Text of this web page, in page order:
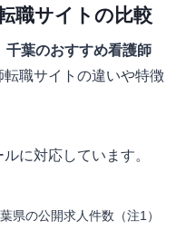
職サイトの比較
千葉のおすすめ看護師
転職サイトの違いや特徴
に対応しています。
県の公開求人件数（注1）